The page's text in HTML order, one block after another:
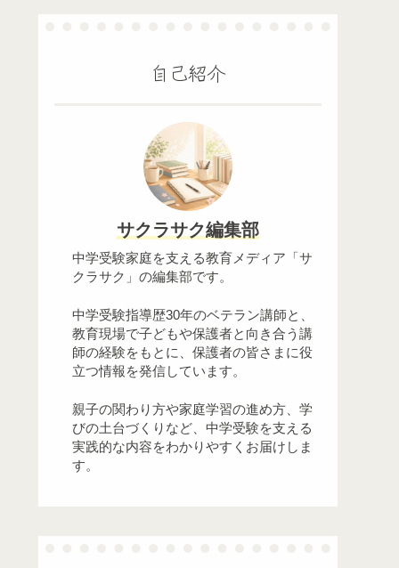
自己紹介
サクラサク編集部
中学受験家庭を支える教育メディア「サ
クラサク」の編集部です。
中学受験指導歴30年のベテラン講師と、
教育現場で子どもや保護者と向き合う講
師の経験をもとに、保護者の皆さまに役
立つ情報を発信しています。
親子の関わり方や家庭学習の進め方、学
びの土台づくりなど、中学受験を支える
実践的な内容をわかりやすくお届けしま
す。